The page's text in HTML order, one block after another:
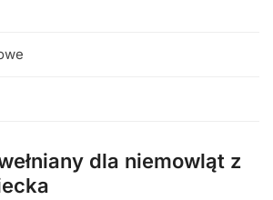
dla niemowląt z